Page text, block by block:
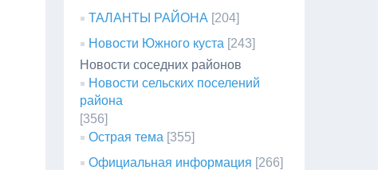
ТАЛАНТЫ РАЙОНА [204]
Новости Южного куста [243]
Новости соседних районов
Новости сельских поселений
района
[356]
Острая тема [355]
Официальная информация [266]